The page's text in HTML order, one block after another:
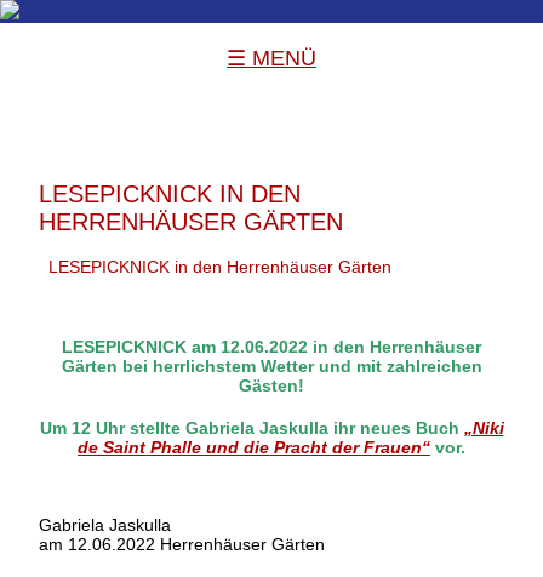
☰ MENÜ
LESEPICKNICK IN DEN
HERRENHÄUSER GÄRTEN
LESEPICKNICK in den Herrenhäuser Gärten
LESEPICKNICK am 12.06.2022 in den Herrenhäuser
Gärten bei herrlichstem Wetter und mit zahlreichen
Gästen!
Um 12 Uhr stellte Gabriela Jaskullaihr neues Buch „Niki
de Saint Phalle und die Pracht der Frauen“ vor.
Gabriela Jaskulla
am 12.06.2022 Herrenhäuser Gärten